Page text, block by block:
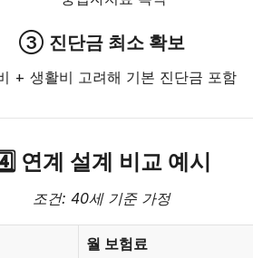
③ 진단금 최소 확보
+ 생활비 고려해 기본 진단금 포함
연계 설계 비교 예시
조건: 40세 기준 가정
월 보험료